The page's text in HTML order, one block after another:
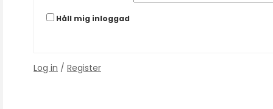
Håll mig inloggad
Log in / Register